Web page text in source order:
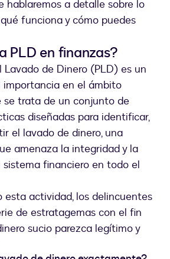
hablaremos a detalle sobre lo
funciona y cómo puedes
PLD en finanzas?
Lavado de Dinero (PLD) es un
en el ámbito
se trata de un conjunto de
diseñadas para identificar,
el lavado de dinero, una
amenaza la integridad y la
financiero en todo el
esta actividad, los delincuentes
de estratagemas con el fin
sucio parezca legítimo y